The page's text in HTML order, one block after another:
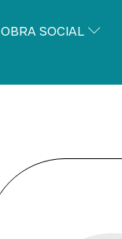
OBRA SOCIAL